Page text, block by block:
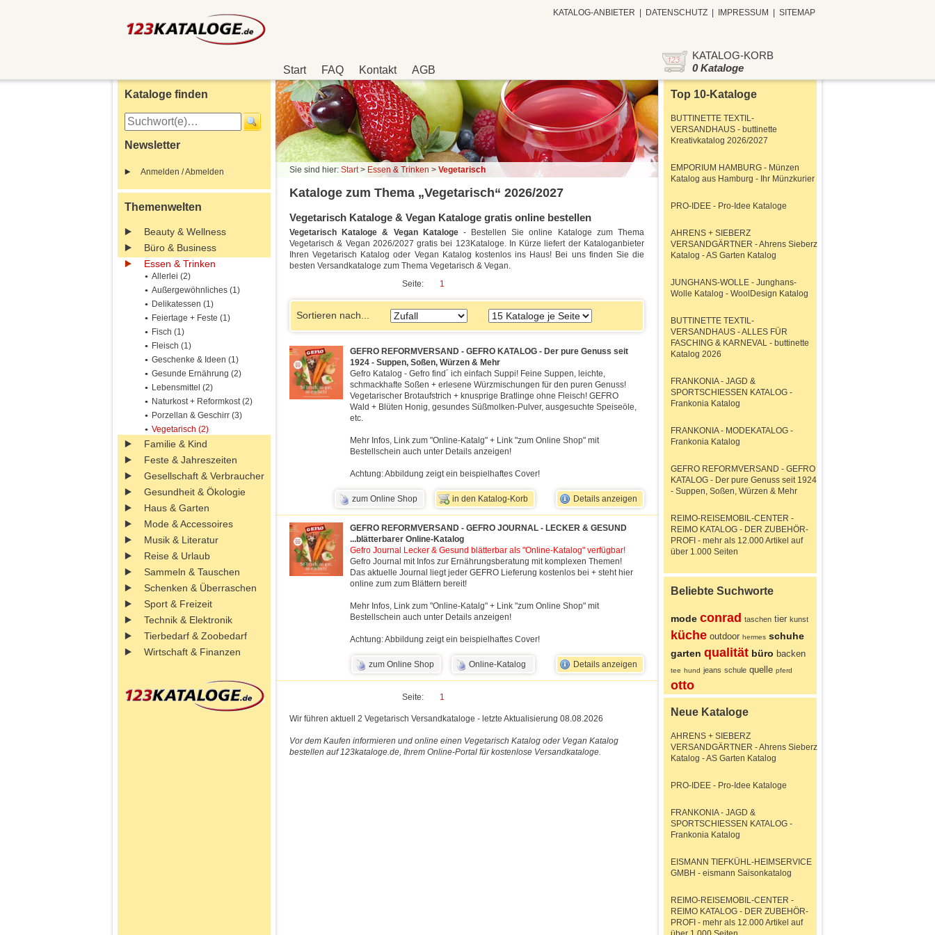
Start FAQ Kontakt AGB
KATALOG-ANBIETER DATENSCHUTZ IMPRESSUM SITEMAP
KATALOG-KORB
0 Kataloge
Kataloge finden
Newsletter
Anmelden / Abmelden
Themenwelten
Beauty & Wellness
Büro & Business
Essen & Trinken
Allerlei (2)
Außergewöhnliches (1)
Delikatessen (1)
Feiertage + Feste (1)
Fisch (1)
Fleisch (1)
Geschenke & Ideen (1)
Gesunde Ernährung (2)
Lebensmittel (2)
Naturkost + Reformkost (2)
Porzellan & Geschirr (3)
Vegetarisch (2)
Familie & Kind
Feste & Jahreszeiten
Gesellschaft & Verbraucher
Gesundheit & Ökologie
Haus & Garten
Mode & Accessoires
Musik & Literatur
Reise & Urlaub
Sammeln & Tauschen
Schenken & Überraschen
Sport & Freizeit
Technik & Elektronik
Tierbedarf & Zoobedarf
Wirtschaft & Finanzen
Sie sind hier: Start> Essen & Trinken > Vegetarisch
Kataloge zum Thema „Vegetarisch“ 2026/2027
Vegetarisch Kataloge & Vegan Kataloge gratis online bestellen
Vegetarisch Kataloge & Vegan Kataloge- Bestellen Sie online Kataloge zum Thema
Vegetarisch & Vegan 2026/2027 gratis bei 123Kataloge. In Kürze liefert der Kataloganbieter
Ihren Vegetarisch Katalog oder Vegan Katalog kostenlos ins Haus! Bei uns finden Sie die
besten Versandkataloge zum Thema Vegetarisch & Vegan.
Seite:
1
Sortieren nach...
GEFRO REFORMVERSAND - GEFRO KATALOG - Der pure Genuss seit
1924 - Suppen, Soßen, Würzen & Mehr
Gefro Katalog - Gefro find´ ich einfach Suppi! Feine Suppen, leichte,
schmackhafte Soßen + erlesene Würzmischungen für den puren Genuss!
Vegetarischer Brotaufstrich + knusprige Bratlinge ohne Fleisch! GEFRO
Wald + Blüten Honig, gesundes Süßmolken-Pulver, ausgesuchte Speiseöle,
etc.
Mehr Infos, Link zum "Online-Katalg" + Link "zum Online Shop" mit
Bestellschein auch unter Details anzeigen!
Achtung: Abbildung zeigt ein beispielhaftes Cover!
Details anzeigen
in den Katalog-Korb
zum Online Shop
GEFRO REFORMVERSAND - GEFRO JOURNAL - LECKER & GESUND
...blätterbarer Online-Katalog
Gefro Journal Lecker & Gesund blätterbar als "Online-Katalog" verfügbar!
Gefro Journal mit Infos zur Ernährungsberatung mit komplexen Themen!
Das aktuelle Journal liegt jeder GEFRO Lieferung kostenlos bei + steht hier
online zum zum Blättern bereit!
Mehr Infos, Link zum "Online-Katalg" + Link "zum Online Shop" mit
Bestellschein auch unter Details anzeigen!
Achtung: Abbildung zeigt ein beispielhaftes Cover!
Details anzeigen
Online-Katalog
zum Online Shop
Seite: 1
Wir führen aktuell 2 Vegetarisch Versandkataloge - letzte Aktualisierung 08.08.2026
Vor dem Kaufen informieren und online einen Vegetarisch Katalog oder Vegan Katalog
bestellen auf 123kataloge.de, Ihrem Online-Portal für kostenlose Versandkataloge.
Top 10-Kataloge
BUTTINETTE TEXTIL-
VERSANDHAUS - buttinette
Kreativkatalog 2026/2027
EMPORIUM HAMBURG - Münzen
Katalog aus Hamburg - Ihr Münzkurier
PRO-IDEE - Pro-Idee Kataloge
AHRENS + SIEBERZ
VERSANDGÄRTNER - Ahrens Sieberz
Katalog - AS Garten Katalog
JUNGHANS-WOLLE - Junghans-
Wolle Katalog - WoolDesign Katalog
BUTTINETTE TEXTIL-
VERSANDHAUS - ALLES FÜR
FASCHING & KARNEVAL - buttinette
Katalog 2026
FRANKONIA - JAGD &
SPORTSCHIESSEN KATALOG -
Frankonia Katalog
FRANKONIA - MODEKATALOG -
Frankonia Katalog
GEFRO REFORMVERSAND - GEFRO
KATALOG - Der pure Genuss seit 1924
- Suppen, Soßen, Würzen & Mehr
REIMO-REISEMOBIL-CENTER -
REIMO KATALOG - DER ZUBEHÖR-
PROFI - mehr als 12.000 Artikel auf
über 1.000 Seiten
Beliebte Suchworte
mode conrad taschen tier kunst
küche outdoor hermes schuhe
garten qualität büro backen
tee hund jeans schule quelle pferd
otto
Neue Kataloge
AHRENS + SIEBERZ
VERSANDGÄRTNER - Ahrens Sieberz
Katalog - AS Garten Katalog
PRO-IDEE - Pro-Idee Kataloge
FRANKONIA - JAGD &
SPORTSCHIESSEN KATALOG -
Frankonia Katalog
EISMANN TIEFKÜHL-HEIMSERVICE
GMBH - eismann Saisonkatalog
REIMO-REISEMOBIL-CENTER -
REIMO KATALOG - DER ZUBEHÖR-
PROFI - mehr als 12.000 Artikel auf